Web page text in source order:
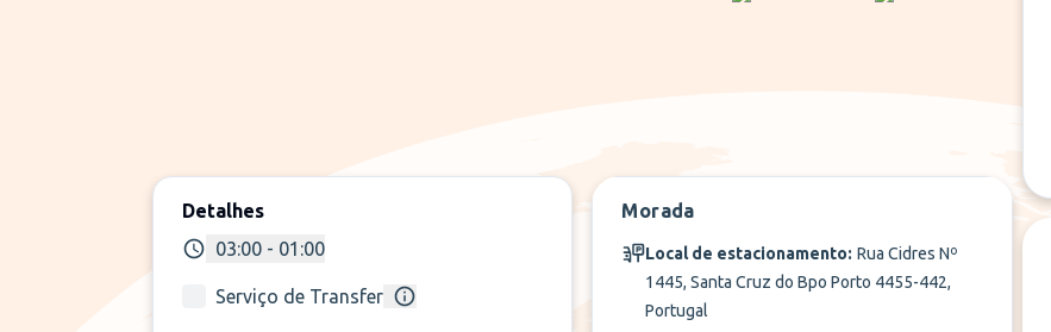
Detalhes
03:00 - 01:00
Serviço de Transfer
Morada
Local de estacionamento: Rua Cidres Nº
1445, Santa Cruz do Bpo Porto 4455-442,
Portugal